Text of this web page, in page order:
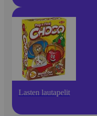
Lasten lautapelit